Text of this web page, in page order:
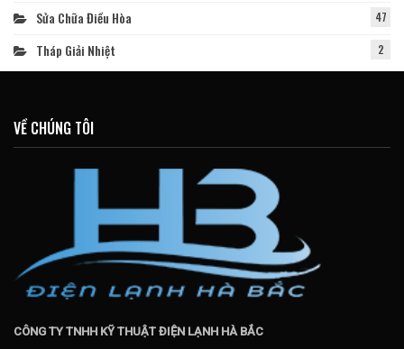
Sửa Chữa Điều Hòa 47
Tháp Giải Nhiệt 2
VỀ CHÚNG TÔI
CÔNG TY TNHH KỸ THUẬT ĐIỆN LẠNH HÀ BẮC